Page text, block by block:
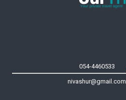
054-4460533
nivashur@gmail.com